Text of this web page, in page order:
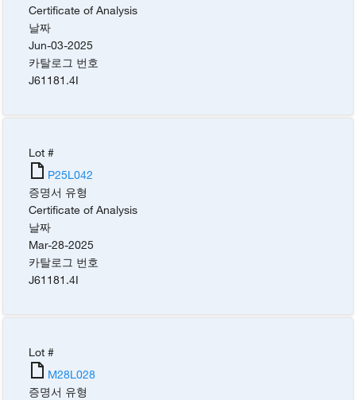
Certificate of Analysis
날짜
Jun-03-2025
카탈로그 번호
J61181.4I
Lot #
P25L042
증명서 유형
Certificate of Analysis
날짜
Mar-28-2025
카탈로그 번호
J61181.4I
Lot #
M28L028
증명서 유형